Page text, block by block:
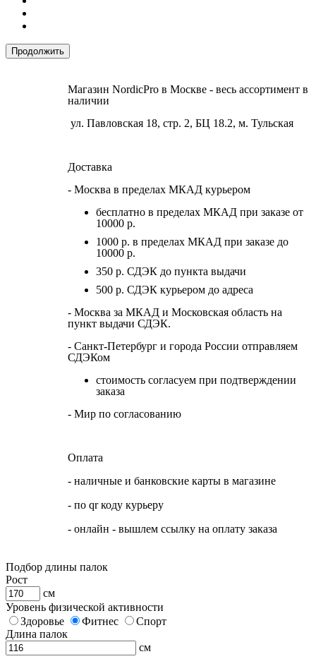
Продолжить
Магазин NordicPro в Москве - весь ассортимент в
наличии
ул. Павловская 18, стр. 2, БЦ 18.2, м. Тульская
Доставка
- Москва в пределах МКАД курьером
бесплатно в пределах МКАД при заказе от
10000 р.
1000 р. в пределах МКАД при заказе до
10000 р.
350 р. СДЭК до пункта выдачи
500 р. СДЭК курьером до адреса
- Москва за МКАД и Московская область на
пункт выдачи СДЭК.
- Санкт-Петербург и города России отправляем
СДЭКом
стоимость согласуем при подтверждении
заказа
- Мир по согласованию
Оплата
- наличные и банковские карты в магазине
- по qr коду курьеру
- онлайн - вышлем ссылку на оплату заказа
Подбор длины палок
Рост
см
Уровень физической активности
Здоровье
Фитнес
Спорт
Длина палок
см